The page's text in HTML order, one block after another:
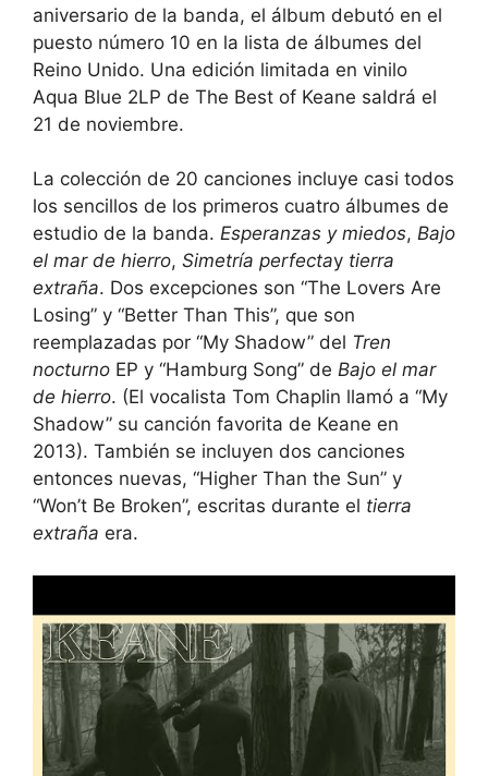
aniversario de la banda, el álbum debutó en el
puesto número 10 en la lista de álbumes del
Reino Unido. Una edición limitada en vinilo
Aqua Blue 2LP de The Best of Keane saldrá el
21 de noviembre.
La colección de 20 canciones incluye casi todos
los sencillos de los primeros cuatro álbumes de
estudio de la banda. Esperanzas y miedos, Bajo
el mar de hierro, Simetría perfectay tierra
extraña. Dos excepciones son “The Lovers Are
Losing” y “Better Than This”, que son
reemplazadas por “My Shadow” del Tren
nocturno EP y “Hamburg Song” de Bajo el mar
de hierro. (El vocalista Tom Chaplin llamó a “My
Shadow” su canción favorita de Keane en
2013). También se incluyen dos canciones
entonces nuevas, “Higher Than the Sun” y
“Won’t Be Broken”, escritas durante el tierra
extraña era.